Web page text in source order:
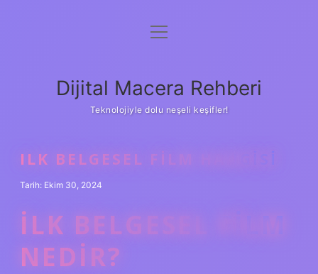
Anasayfa
Yasal Uyarı
menüyü
Dijital Macera Rehberi
Teknolojiyle dolu neşeli keşifler!
ILK BELGESEL FILM HANGISI
Tarih: Ekim 30, 2024
İLK BELGESEL FILM
NEDIR?